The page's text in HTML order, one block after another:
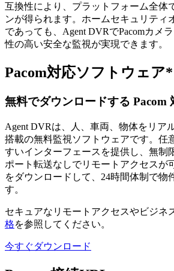
互換性により、プラットフォーム全体
ンが得られます。ホームセキュリティ
であっても、Agent DVRでPacomカメ
性の高い安全な監視が実現できます。
Pacom対応ソフトウェア*
無料でダウンロードする Pacom
Agent DVRは、人、車両、物体をリア
搭載の無料監視ソフトウェアです。任
すいインターフェースを提供し、無制
ポート転送なしでリモートアクセスが
をダウンロードして、24時間体制で物
す。
セキュアなリモートアクセスやビジネ
格を参照してください。
今すぐダウンロード